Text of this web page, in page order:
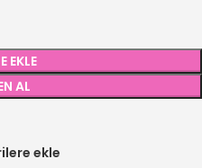
EKLE
AL
ekle